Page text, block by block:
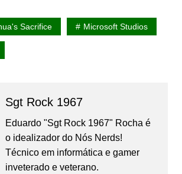
Sacrifice Microsoft Studios
Sgt Rock 1967
Eduardo "Sgt Rock 1967" Rocha é
o idealizador do Nós Nerds!
Técnico em informática e gamer
inveterado e veterano.